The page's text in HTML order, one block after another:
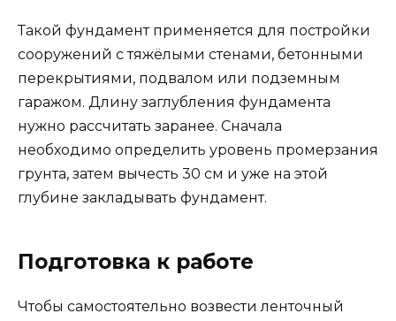
Такой фундамент применяется для постройки
сооружений с тяжёлыми стенами, бетонными
перекрытиями, подвалом или подземным
гаражом. Длину заглубления фундамента
нужно рассчитать заранее. Сначала
необходимо определить уровень промерзания
грунта, затем вычесть 30 см и уже на этой
глубине закладывать фундамент.
Подготовка к работе
Чтобы самостоятельно возвести ленточный